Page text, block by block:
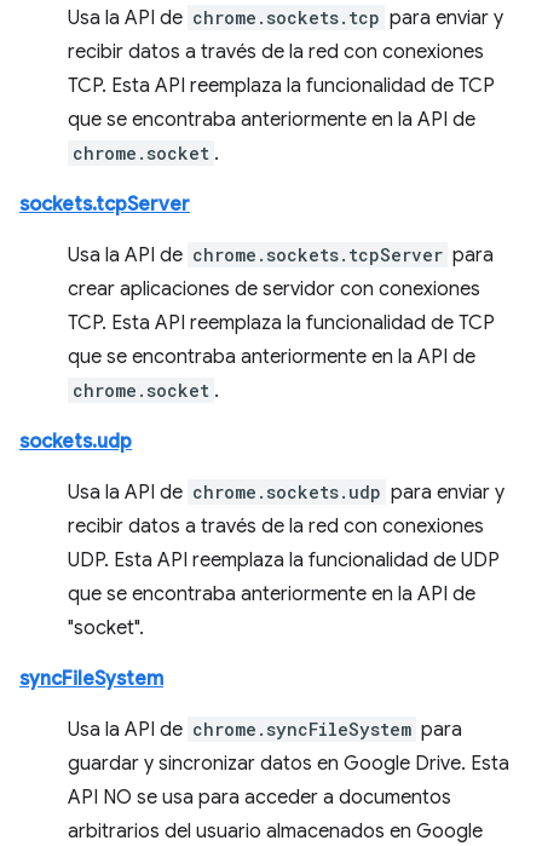
Usa la API de chrome.sockets.tcp para enviar y
recibir datos a través de la red con conexiones
TCP. Esta API reemplaza la funcionalidad de TCP
que se encontraba anteriormente en la API de
chrome.socket .
sockets.tcpServer
Usa la API de chrome.sockets.tcpServer para
crear aplicaciones de servidor con conexiones
TCP. Esta API reemplaza la funcionalidad de TCP
que se encontraba anteriormente en la API de
chrome.socket .
sockets.udp
Usa la API de chrome.sockets.udp para enviar y
recibir datos a través de la red con conexiones
UDP. Esta API reemplaza la funcionalidad de UDP
que se encontraba anteriormente en la API de
"socket".
syncFileSystem
Usa la API de chrome.syncFileSystem para
guardar y sincronizar datos en Google Drive. Esta
API NO se usa para acceder a documentos
arbitrarios del usuario almacenados en Google